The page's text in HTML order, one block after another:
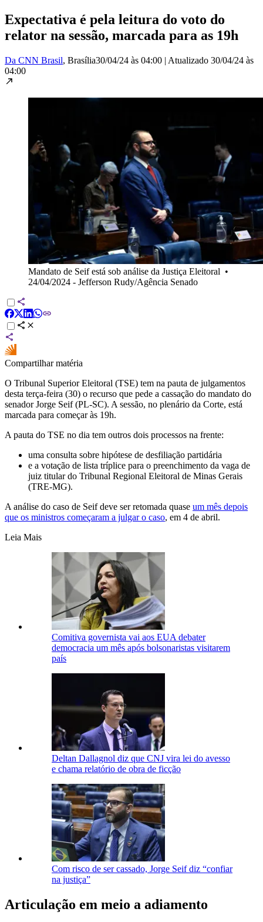
Expectativa é pela leitura do voto do
relator na sessão, marcada para as 19h
Da CNN Brasil, Brasília30/04/24 às 04:00 | Atualizado 30/04/24 às
04:00
Mandato de Seif está sob análise da Justiça Eleitoral •
24/04/2024 - Jefferson Rudy/Agência Senado
Compartilhar matéria
O Tribunal Superior Eleitoral (TSE) tem na pauta de julgamentos
desta terça-feira (30) o recurso que pede a cassação do mandato do
senador Jorge Seif (PL-SC). A sessão, no plenário da Corte, está
marcada para começar às 19h.
A pauta do TSE no dia tem outros dois processos na frente:
uma consulta sobre hipótese de desfiliação partidária
e a votação de lista tríplice para o preenchimento da vaga de
juiz titular do Tribunal Regional Eleitoral de Minas Gerais
(TRE-MG).
A análise do caso de Seif deve ser retomada quase um mês depois
que os ministros começaram a julgar o caso, em 4 de abril.
Leia Mais
Comitiva governista vai aos EUA debater
democracia um mês após bolsonaristas visitarem
país
Deltan Dallagnol diz que CNJ vira lei do avesso
e chama relatório de obra de ficção
Com risco de ser cassado, Jorge Seif diz “confiar
na justiça”
Articulação em meio a adiamento